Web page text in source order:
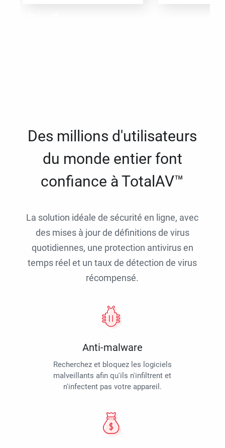
Des millions d'utilisateurs
du monde entier font
confiance à TotalAV™
La solution idéale de sécurité en ligne, avec
des mises à jour de définitions de virus
quotidiennes, une protection antivirus en
temps réel et un taux de détection de virus
récompensé.
Anti-malware
Recherchez et bloquez les logiciels
malveillants afin qu'ils n'infiltrent et
n'infectent pas votre appareil.